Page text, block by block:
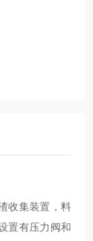
收集装置，料
置有压力阀和